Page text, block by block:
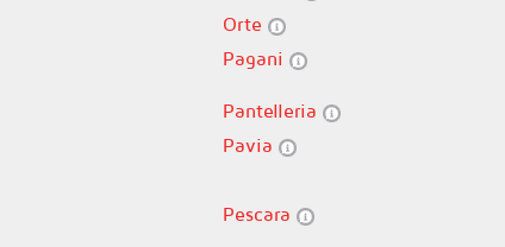
Orte
Pagani
Pantelleria
Pavia
Pescara